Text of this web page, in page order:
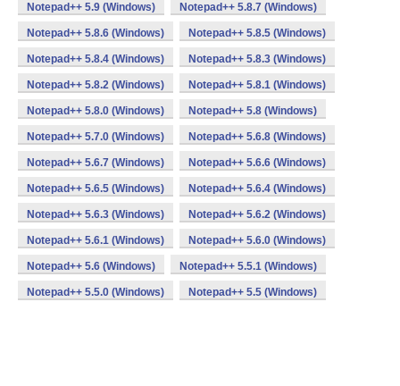
Notepad++ 5.9 (Windows) Notepad++ 5.8.7 (Windows)
Notepad++ 5.8.6 (Windows) Notepad++ 5.8.5 (Windows)
Notepad++ 5.8.4 (Windows) Notepad++ 5.8.3 (Windows)
Notepad++ 5.8.2 (Windows) Notepad++ 5.8.1 (Windows)
Notepad++ 5.8.0 (Windows) Notepad++ 5.8 (Windows)
Notepad++ 5.7.0 (Windows) Notepad++ 5.6.8 (Windows)
Notepad++ 5.6.7 (Windows) Notepad++ 5.6.6 (Windows)
Notepad++ 5.6.5 (Windows) Notepad++ 5.6.4 (Windows)
Notepad++ 5.6.3 (Windows) Notepad++ 5.6.2 (Windows)
Notepad++ 5.6.1 (Windows) Notepad++ 5.6.0 (Windows)
Notepad++ 5.6 (Windows) Notepad++ 5.5.1 (Windows)
Notepad++ 5.5.0 (Windows) Notepad++ 5.5 (Windows)